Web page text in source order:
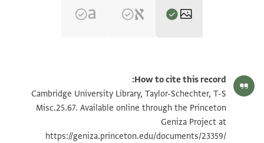
T-S Misc.25.67 1v تكبير و تدوير
بيان أذونات الصورة
How to cite this record:
Cambridge University Library, Taylor-Schechter, T-S
Misc.25.67. Available online through the Princeton
Geniza Project at
https://geniza.princeton.edu/documents/23359/